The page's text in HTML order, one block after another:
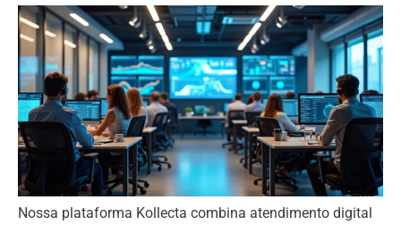
Nossa plataforma Kollecta combina atendimento digital